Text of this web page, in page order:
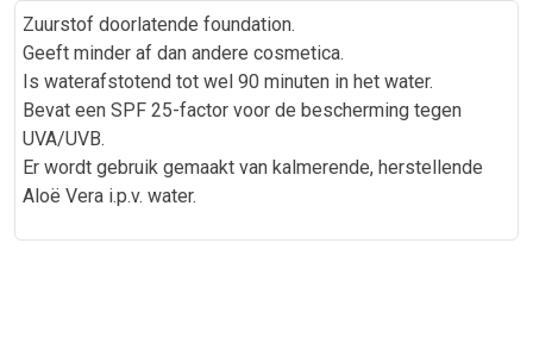
Zuurstof doorlatende foundation.
Geeft minder af dan andere cosmetica.
Is waterafstotend tot wel 90 minuten in het water.
Bevat een SPF 25-factor voor de bescherming tegen
UVA/UVB.
Er wordt gebruik gemaakt van kalmerende, herstellende
Aloë Vera i.p.v. water.